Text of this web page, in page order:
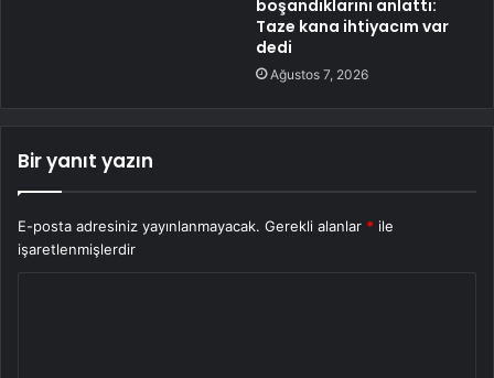
boşandıklarını anlattı:
Taze kana ihtiyacım var
dedi
Ağustos 7, 2026
Bir yanıt yazın
E-posta adresiniz yayınlanmayacak. Gerekli alanlar * ile
işaretlenmişlerdir